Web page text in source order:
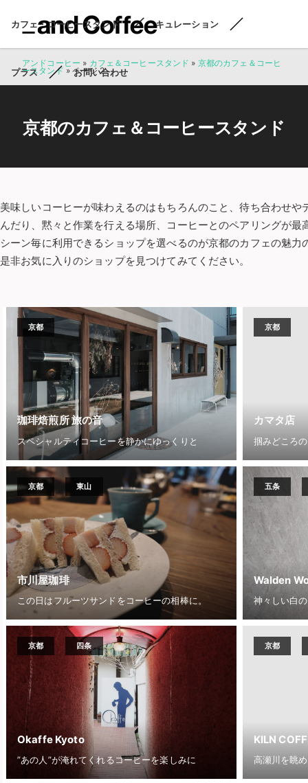
カフェ・コーヒースタンド キュレーション
プラス お問い合わせ
アンドコーヒー » カフェ＆コーヒースタンド » 京都のカフェ＆コーヒ
ースタンド »ページ 2
京都のカフェ＆コーヒースタンド
美味しいコーヒーが味わえるのはもちろんのこと、待ち合わせ
んだり、黙々と作業を行える場所、コーヒーとのペアリングが
シーン毎に利用できるショップを選べるのが京都のカフェの魅力
是非お気に入りのショップを見つけてみてください。
京都
珈琲焙煎所 旅の音
スペシャルティコーヒーを静かにゆっくりと
京都
カマタ店
掴みどころ
京都 東山
市川屋珈琲
この日はフルーツサンドをコーヒーの相棒に。
五条
Walden
京都 四条
Okaffe Kyoto
”あの人”が淹れてくれるコーヒーを楽しみに
京都
KILN
高瀬川を眺